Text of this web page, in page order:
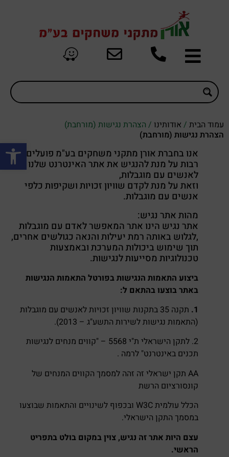
פתח
עמוד הבית / אודותינו / הצהרת נגישות (מורחבת)
הצהרת נגישות (מורחבת)
אנו בחברת אורן מתקני משחקים בע"מ פועלים
רבות על מנת להנגיש את אתר האינטרנט שלנו
לאנשים עם מוגבלות,
וזאת על מנת לקדם שוויון זכויות ושקיפות כלפי
אנשים עם מוגבלות.
מהות אתר נגיש:
אתר נגיש הינו אתר המאפשר לאדם עם מוגבלות
,לגלוש באותה רמת יעילות והנאה כגולשים אחרים,
תוך שימוש ביכולות המערכת ובאמצעות
טכנולוגיות מסייעות לנגישות.
ביצוע התאמות הנגישות בפורטל התאמות הנגישות
באתר בוצעו בהתאם ל:
1.
תקנה 35 בתקנות שוויון זכויות לאנשים עם מוגבלות
(התאמות נגישות לשירות התשע"ג – 2013).
2. לתקן הישראלי ת"י 5568 – "קווים מנחים לנגישות
תכנים באינטרנט" לרמה .
AA תקן ישראלי זה זהה למסמך הקווים המנחים של
קונסורציום הרשת
הכלל עולמית W3C ובכפוף לשינויים והתאמות שבוצעו
במסמך התקן הישראלי.
עצם היות אתר זה נגיש, צוין במקום בולט בתפריט
הראשי.